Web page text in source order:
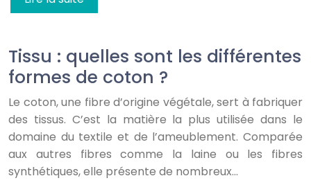
Tissu : quelles sont les différentes
formes de coton ?
Le coton, une fibre d’origine végétale, sert à fabriquer
des tissus. C’est la matière la plus utilisée dans le
domaine du textile et de l’ameublement. Comparée
aux autres fibres comme la laine ou les fibres
synthétiques, elle présente de nombreux…